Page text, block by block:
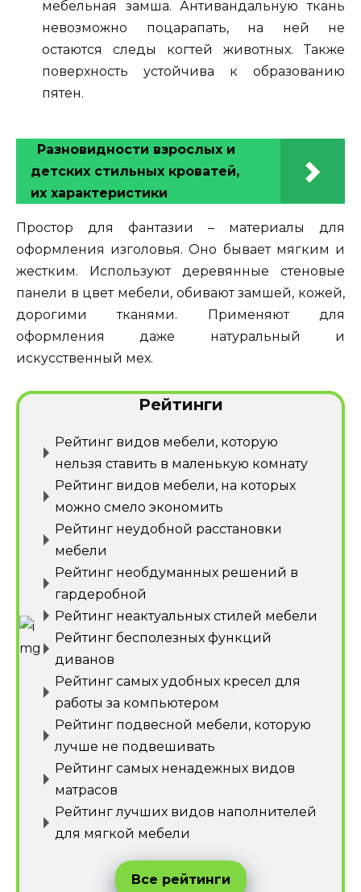
мебельная замша. Антивандальную ткань
невозможно поцарапать, на ней не
остаются следы когтей животных. Также
поверхность устойчива к образованию
пятен.
Разновидности взрослых и
детских стильных кроватей,
их характеристики
Простор для фантазии – материалы для
оформления изголовья. Оно бывает мягким и
жестким. Используют деревянные стеновые
панели в цвет мебели, обивают замшей, кожей,
дорогими тканями. Применяют для
оформления даже натуральный и
искусственный мех.
Рейтинги
Рейтинг видов мебели, которую
нельзя ставить в маленькую комнату
Рейтинг видов мебели, на которых
можно смело экономить
Рейтинг неудобной расстановки
мебели
Рейтинг необдуманных решений в
гардеробной
Рейтинг неактуальных стилей мебели
Рейтинг бесполезных функций
диванов
Рейтинг самых удобных кресел для
работы за компьютером
Рейтинг подвесной мебели, которую
лучше не подвешивать
Рейтинг самых ненадежных видов
матрасов
Рейтинг лучших видов наполнителей
для мягкой мебели
Все рейтинги